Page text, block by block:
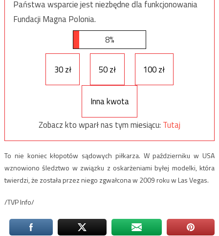
Państwa wsparcie jest niezbędne dla funkcjonowania
Fundacji Magna Polonia.
8%
30 zł 50 zł 100 zł
Inna kwota
Zobacz kto wparł nas tym miesiącu: Tutaj
To nie koniec kłopotów sądowych piłkarza. W październiku w USA
wznowiono śledztwo w związku z oskarżeniami byłej modelki, która
twierdzi, że została przez niego zgwałcona w 2009 roku w Las Vegas.
/TVP Info/